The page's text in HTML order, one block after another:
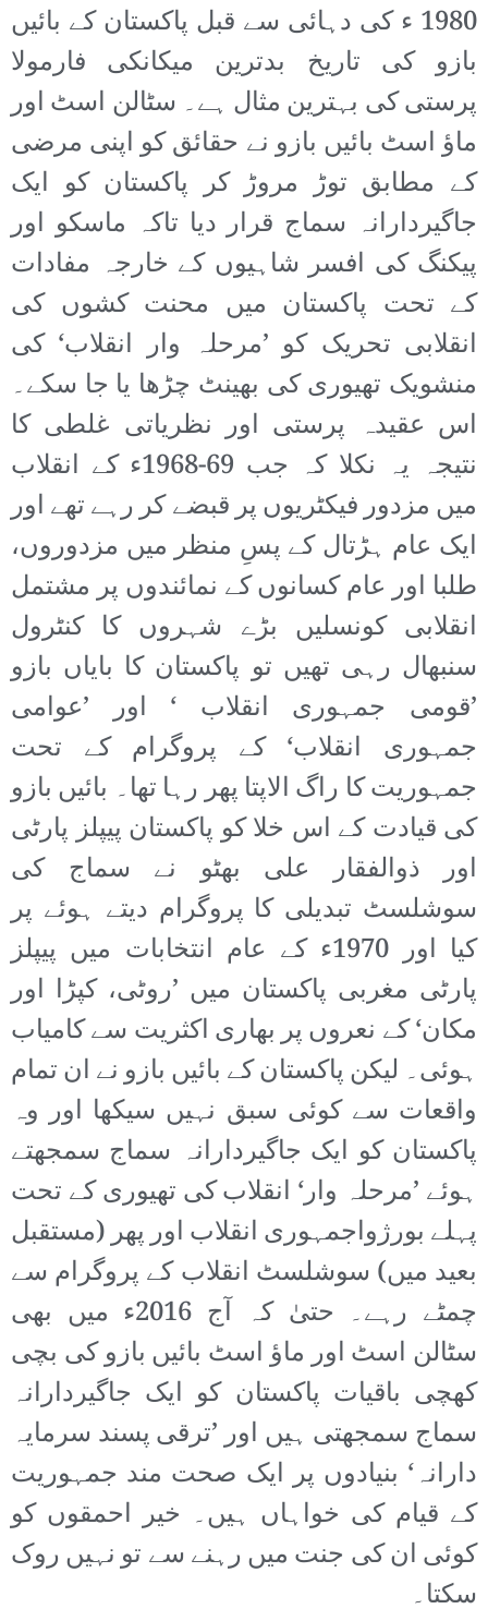
1980 ء کی دہائی سے قبل پاکستان کے بائیں
بازو کی تاریخ بدترین میکانکی فارمولا
پرستی کی بہترین مثال ہے۔ سٹالن اسٹ اور
ماؤ اسٹ بائیں بازو نے حقائق کو اپنی مرضی
کے مطابق توڑ مروڑ کر پاکستان کو ایک
جاگیردارانہ سماج قرار دیا تاکہ ماسکو اور
پیکنگ کی افسر شاہیوں کے خارجہ مفادات
کے تحت پاکستان میں محنت کشوں کی
انقلابی تحریک کو ’مرحلہ وار انقلاب‘ کی
منشویک تھیوری کی بھینٹ چڑھا یا جا سکے۔
اس عقیدہ پرستی اور نظریاتی غلطی کا
نتیجہ یہ نکلا کہ جب 69-1968ء کے انقلاب
میں مزدور فیکٹریوں پر قبضے کر رہے تھے اور
ایک عام ہڑتال کے پسِ منظر میں مزدوروں،
طلبا اور عام کسانوں کے نمائندوں پر مشتمل
انقلابی کونسلیں بڑے شہروں کا کنٹرول
سنبھال رہی تھیں تو پاکستان کا بایاں بازو
’قومی جمہوری انقلاب ‘ اور ’عوامی
جمہوری انقلاب‘ کے پروگرام کے تحت
جمہوریت کا راگ الاپتا پھر رہا تھا۔ بائیں بازو
کی قیادت کے اس خلا کو پاکستان پیپلز پارٹی
اور ذوالفقار علی بھٹو نے سماج کی
سوشلسٹ تبدیلی کا پروگرام دیتے ہوئے پر
کیا اور 1970ء کے عام انتخابات میں پیپلز
پارٹی مغربی پاکستان میں ’روٹی، کپڑا اور
مکان‘ کے نعروں پر بھاری اکثریت سے کامیاب
ہوئی۔ لیکن پاکستان کے بائیں بازو نے ان تمام
واقعات سے کوئی سبق نہیں سیکھا اور وہ
پاکستان کو ایک جاگیردارانہ سماج سمجھتے
ہوئے ’مرحلہ وار‘ انقلاب کی تھیوری کے تحت
پہلے بورژواجمہوری انقلاب اور پھر (مستقبل
بعید میں) سوشلسٹ انقلاب کے پروگرام سے
چمٹے رہے۔ حتیٰ کہ آج 2016ء میں بھی
سٹالن اسٹ اور ماؤ اسٹ بائیں بازو کی بچی
کھچی باقیات پاکستان کو ایک جاگیردارانہ
سماج سمجھتی ہیں اور ’ترقی پسند سرمایہ
دارانہ‘ بنیادوں پر ایک صحت مند جمہوریت
کے قیام کی خواہاں ہیں۔ خیر احمقوں کو
کوئی ان کی جنت میں رہنے سے تو نہیں روک
سکتا۔